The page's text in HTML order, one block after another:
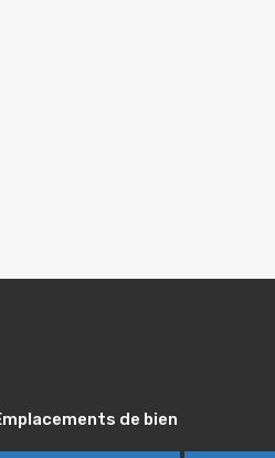
de bien